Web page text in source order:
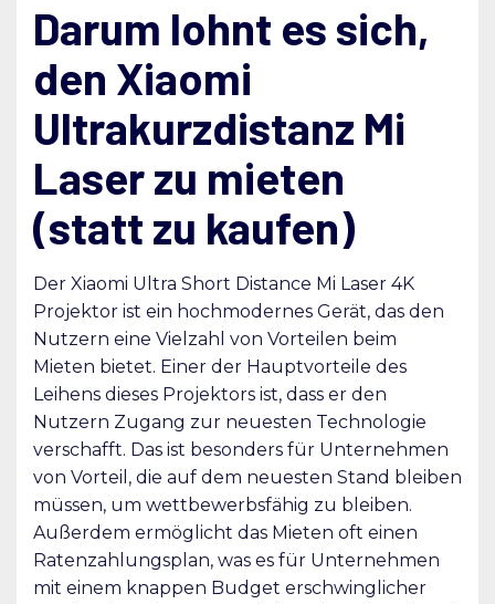
Darum lohnt es sich,
den Xiaomi
Ultrakurzdistanz Mi
Laser zu mieten
(statt zu kaufen)
Der Xiaomi Ultra Short Distance Mi Laser 4K
Projektor ist ein hochmodernes Gerät, das den
Nutzern eine Vielzahl von Vorteilen beim
Mieten bietet. Einer der Hauptvorteile des
Leihens dieses Projektors ist, dass er den
Nutzern Zugang zur neuesten Technologie
verschafft. Das ist besonders für Unternehmen
von Vorteil, die auf dem neuesten Stand bleiben
müssen, um wettbewerbsfähig zu bleiben.
Außerdem ermöglicht das Mieten oft einen
Ratenzahlungsplan, was es für Unternehmen
mit einem knappen Budget erschwinglicher